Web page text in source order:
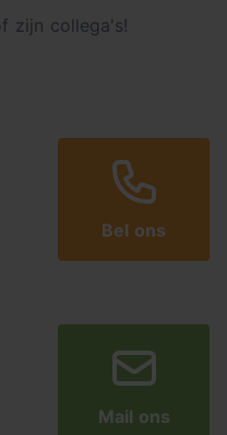
zijn collega's!
Bel ons
Mail ons